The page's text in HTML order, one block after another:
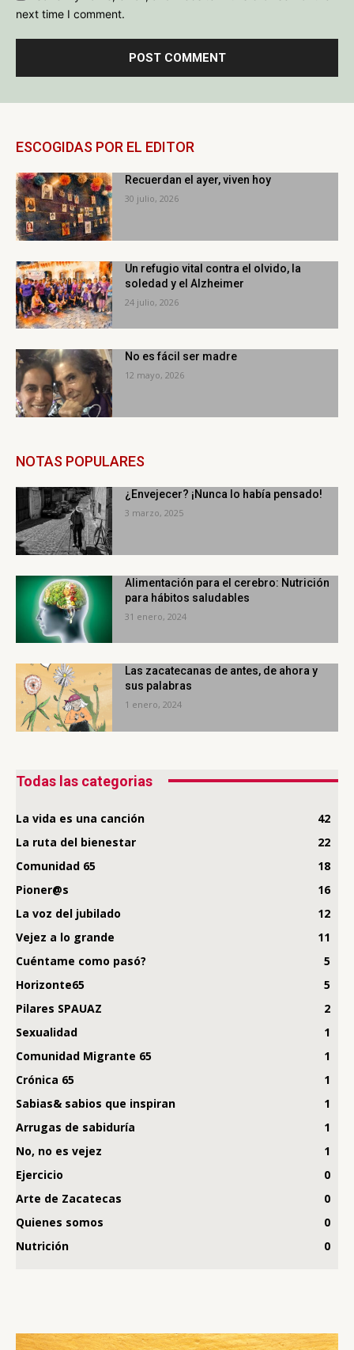
next time I comment.
ESCOGIDAS POR EL EDITOR
Recuerdan el ayer, viven hoy
30 julio, 2026
Un refugio vital contra el olvido, la
soledad y el Alzheimer
24 julio, 2026
No es fácil ser madre
12 mayo, 2026
NOTAS POPULARES
¿Envejecer? ¡Nunca lo había pensado!
3 marzo, 2025
Alimentación para el cerebro: Nutrición
para hábitos saludables
31 enero, 2024
Las zacatecanas de antes, de ahora y
sus palabras
1 enero, 2024
Todas las categorias
La vida es una canción
42
La ruta del bienestar
22
Comunidad 65
18
Pioner@s
16
La voz del jubilado
12
Vejez a lo grande
11
Cuéntame como pasó?
5
Horizonte65
5
Pilares SPAUAZ
2
Sexualidad
1
Comunidad Migrante 65
1
Crónica 65
1
Sabias& sabios que inspiran
1
Arrugas de sabiduría
1
No, no es vejez
1
Ejercicio
0
Arte de Zacatecas
0
Quienes somos
0
Nutrición
0